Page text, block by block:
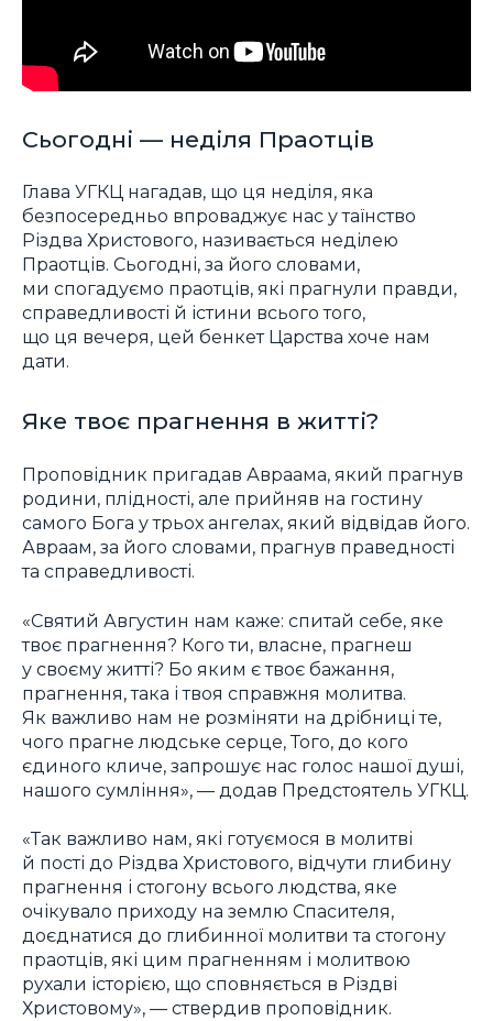
Сьогодні — неділя Праотців
Глава УГКЦ нагадав, що ця неділя, яка
безпосередньо впроваджує нас у таїнство
Різдва Христового, називається неділею
Праотців. Сьогодні, за його словами,
ми спогадуємо праотців, які прагнули правди,
справедливості й істини всього того,
що ця вечеря, цей бенкет Царства хоче нам
дати.
Яке твоє прагнення в житті?
Проповідник пригадав Авраама, який прагнув
родини, плідності, але прийняв на гостину
самого Бога у трьох ангелах, який відвідав його.
Авраам, за його словами, прагнув праведності
та справедливості.
«Святий Августин нам каже: спитай себе, яке
твоє прагнення? Кого ти, власне, прагнеш
у своєму житті? Бо яким є твоє бажання,
прагнення, така і твоя справжня молитва.
Як важливо нам не розміняти на дрібниці те,
чого прагне людське серце, Того, до кого
єдиного кличе, запрошує нас голос нашої душі,
нашого сумління», — додав Предстоятель УГКЦ.
«Так важливо нам, які готуємося в молитві
й пості до Різдва Христового, відчути глибину
прагнення і стогону всього людства, яке
очікувало приходу на землю Спасителя,
доєднатися до глибинної молитви та стогону
праотців, які цим прагненням і молитвою
рухали історією, що сповняється в Різдві
Христовому», — ствердив проповідник.